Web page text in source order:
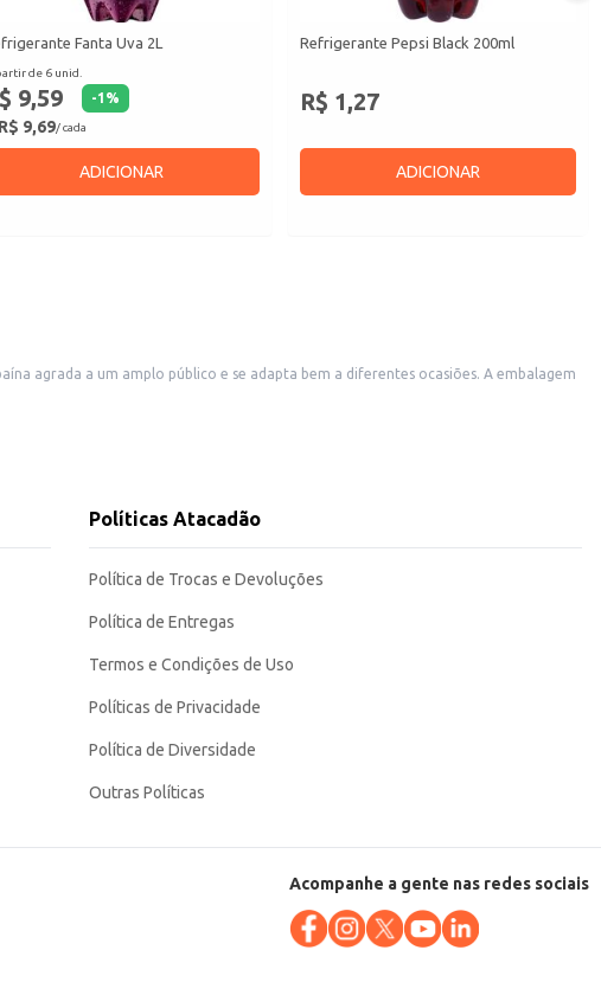
Fanta Uva 2L
de 6 unid.
9,59 -1 %
R$ 9,69/ cada
ADICIONAR
Refrigerante Pepsi Black 200ml
R$ 1,27
ADICIONAR
busca um produto de boa aceitação no mercado. Sua praticidade e
Políticas Atacadão
Política de Trocas e Devoluções
Política de Entregas
Termos e Condições de Uso
Políticas de Privacidade
Política de Diversidade
Outras Políticas
Acompanhe a gente nas redes sociais